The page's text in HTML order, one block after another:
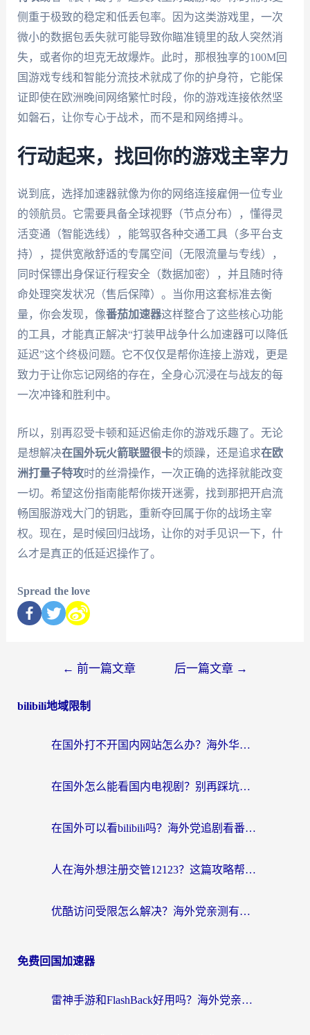
侧重于极致的稳定和低丢包率。因为这类游戏里，一次
微小的数据包丢失就可能导致你瞄准镜里的敌人突然消
失，或者你的坦克无故爆炸。此时，那根独享的100M回
国游戏专线和智能分流技术就成了你的护身符，它能保
证即使在欧洲晚间网络繁忙时段，你的游戏连接依然坚
如磐石，让你专心于战术，而不是和网络搏斗。
行动起来，找回你的游戏主宰力
说到底，选择加速器就像为你的网络连接雇佣一位专业
的领航员。它需要具备全球视野（节点分布），懂得灵
活变通（智能选线），能驾驭各种交通工具（多平台支
持），提供宽敞舒适的专属空间（无限流量与专线），
同时保镖出身保证行程安全（数据加密），并且随时待
命处理突发状况（售后保障）。当你用这套标准去衡
量，你会发现，像番茄加速器这样整合了这些核心功能
的工具，才能真正解决“打装甲战争什么加速器可以降低
延迟”这个终极问题。它不仅仅是帮你连接上游戏，更是
致力于让你忘记网络的存在，全身心沉浸在与战友的每
一次冲锋和胜利中。
所以，别再忍受卡顿和延迟偷走你的游戏乐趣了。无论
是想解决在国外玩火箭联盟很卡的烦躁，还是追求在欧
洲打量子特攻时的丝滑操作，一次正确的选择就能改变
一切。希望这份指南能帮你拨开迷雾，找到那把开启流
畅国服游戏大门的钥匙，重新夺回属于你的战场主宰
权。现在，是时候回归战场，让你的对手见识一下，什
么才是真正的低延迟操作了。
Spread the love
← 前一篇文章 后一篇文章 →
bilibili地域限制
在国外打不开国内网站怎么办？海外华人亲测的回国加速器选择指南
在国外怎么能看国内电视剧？别再踩坑！这篇给你真实解决方案
在国外可以看bilibili吗？海外党追剧看番的终极解决方案来了
人在海外想注册交管12123？这篇攻略帮你搞定（附回国加速神器）
优酷访问受限怎么解决？海外党亲测有效的回国加速方案
免费回国加速器
雷神手游和FlashBack好用吗？海外党亲测指南，避开破解版坑轻松访问国内资源